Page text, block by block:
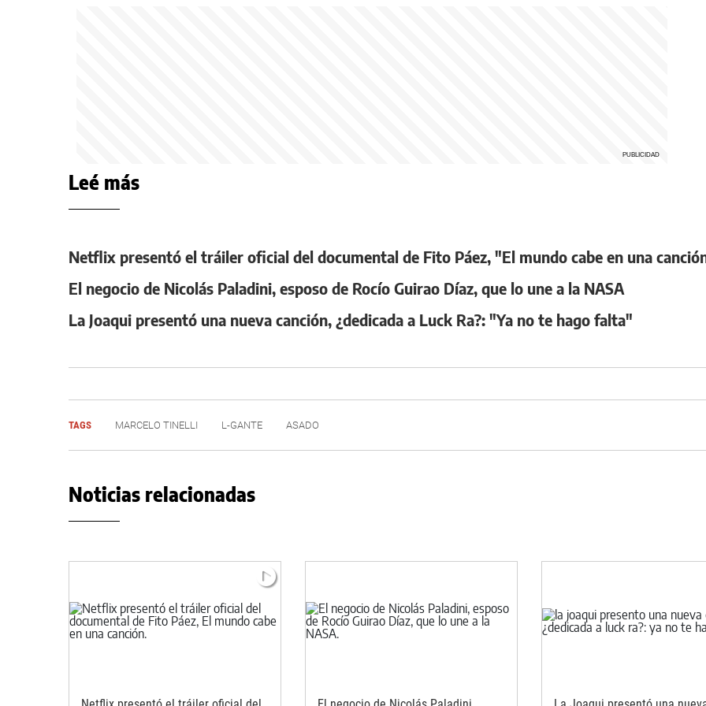
Leé más
Netflix presentó el tráiler oficial del documental de Fito Páez, "El mundo cabe en una
El negocio de Nicolás Paladini, esposo de Rocío Guirao Díaz, que lo une a la NASA
La Joaqui presentó una nueva canción, ¿dedicada a Luck Ra?: "Ya no te hago falta"
TAGS MARCELO TINELLI L-GANTE ASADO
Noticias relacionadas